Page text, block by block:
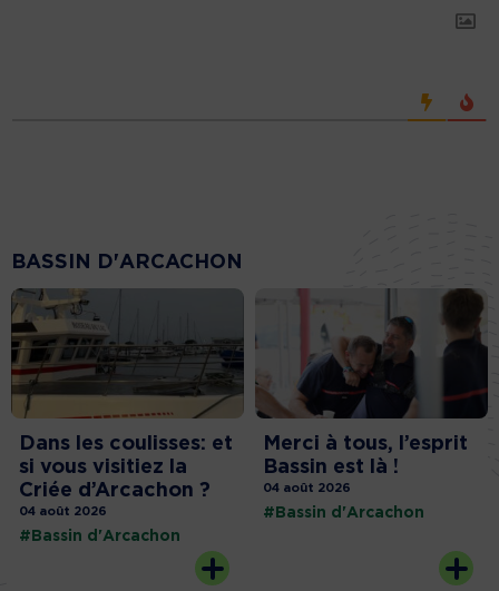
BASSIN D'ARCACHON
Dans les coulisses: et
si vous visitiez la
Criée d’Arcachon ?
04 août 2026
#Bassin d'Arcachon
Merci à tous, l’esprit
Bassin est là !
04 août 2026
#Bassin d'Arcachon